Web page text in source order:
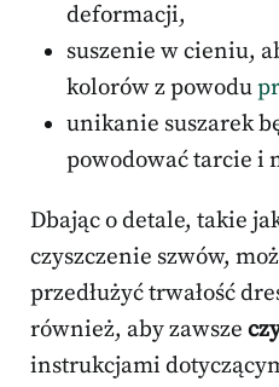
deformacji,
suszenie w cieniu,
kolorów z powodu
unikanie suszarek
powodować tarcie i
Dbając o detale, takie
czyszczenie szwów,
przedłużyć trwałość
również, aby zawsze
instrukcjami